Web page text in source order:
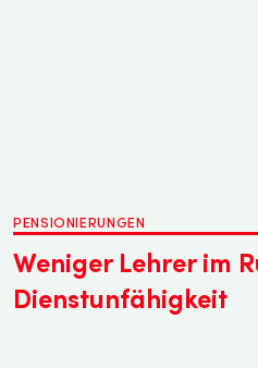
PENSIONIERUNGEN
Weniger Lehrer im
Dienstunfähigkeit